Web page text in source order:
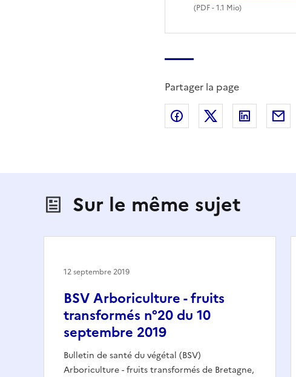
(PDF- 1.1 Mio)
Partager la page
Partager sur Facebook
Partager sur X
Sur le même sujet
BSV Arboriculture - fruits
transformés n°20 du 10
septembre 2019
Bulletin de santé du végétal (BSV)
Arboriculture - fruits transformés de Bretagne,
12 septembre 2019